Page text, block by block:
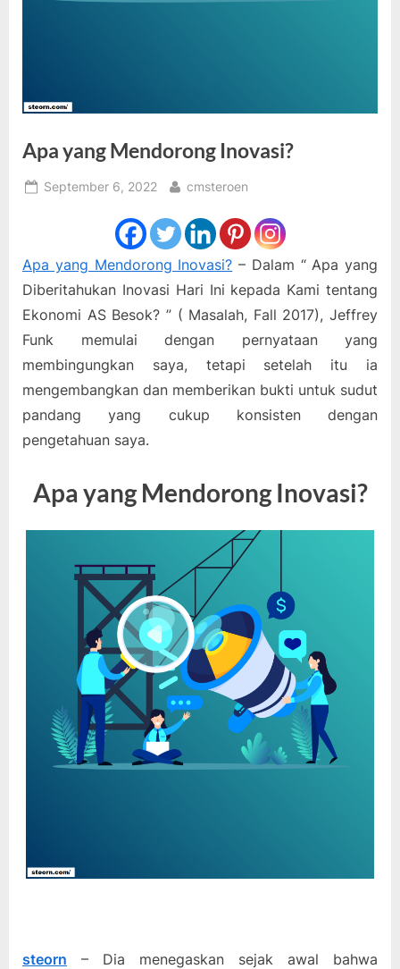
Apa yang Mendorong Inovasi?
Posted
September 6, 2022 By
cmsteroen
Apa yang Mendorong Inovasi? – Dalam “ Apa yang
Diberitahukan Inovasi Hari Ini kepada Kami tentang
Ekonomi AS Besok? ” ( Masalah, Fall 2017), Jeffrey
Funk memulai dengan pernyataan yang
membingungkan saya, tetapi setelah itu ia
mengembangkan dan memberikan bukti untuk sudut
pandang yang cukup konsisten dengan
pengetahuan saya.
Apa yang Mendorong Inovasi?
steorn – Dia menegaskan sejak awal bahwa